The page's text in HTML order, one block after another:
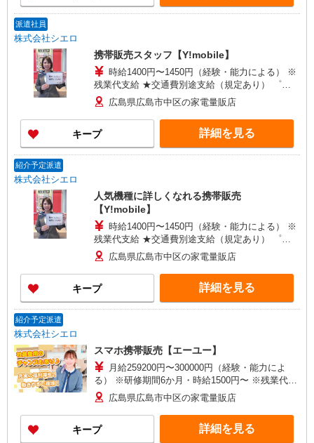
派遣社員
株式会社シエロ
携帯販売スタッフ【Y!mobile】
時給1400円〜1450円（経験・能力による） ※
残業代支給 ★交通費別途支給（規定あり） ゜
+゜・。○。・゜+゜・。○。・゜+゜ 入社祝い金10
万円支給(規定有) お友達を紹介頂くと, インセンテ
ィブ支給(規定有) ★月2回払い・週払い可能（規程
有）★ ゜・。○。・゜+゜・。○。・゜+゜
広島県広島市中区の家電量販店
キープ 詳細を見る
紹介予定派遣
株式会社シエロ
人気機種に詳しくなれる携帯販売
【Y!mobile】
時給1400円〜1450円（経験・能力による） ※
残業代支給 ★交通費別途支給（規定あり） ゜
+゜・。○。・゜+゜・。○。・゜+゜ 入社祝い金10
万円支給(規定有) お友達を紹介頂くと, インセンテ
ィブ支給(規定有) ★月2回払い・週払い可能（規程
有）★ ゜・。○。・゜+゜・。○。・゜+゜
広島県広島市中区の家電量販店
キープ 詳細を見る
紹介予定派遣
株式会社シエロ
スマホ携帯販売【エーユー】
月給259200円〜300000円（経験・能力によ
る） ※研修期間6か月・時給1500円〜 ※残業代支
給 ★交通費別途支給（規定あり） ゜+゜・。
○。・゜+゜・。○。・゜+゜ 入社祝い金10万円支
給(規定有) お友達を紹介頂くと, インセンティブ支
給(規定有) ゜・。○。・゜+゜・。○。・゜+゜
広島県広島市中区の家電量販店
キープ 詳細を見る